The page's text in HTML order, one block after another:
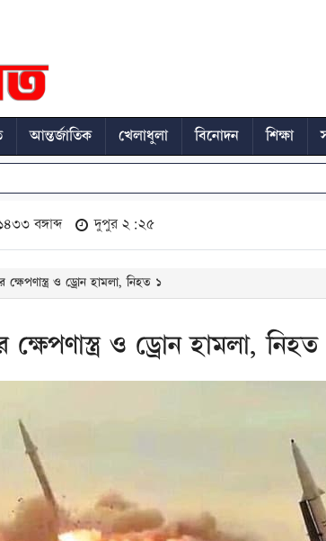
আন্তর্জাতিক খেলাধুলা বিনোদন শিক্ষা
বঙ্গাব্দ দুপুর ২:২৫
ও ড্রোন হামলা, নিহত ১
ও ড্রোন হামলা,